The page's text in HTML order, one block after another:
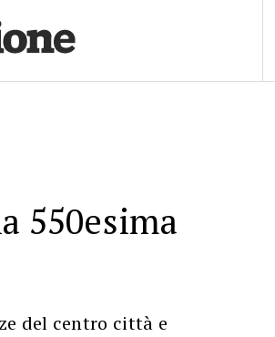
550esima
del centro città e